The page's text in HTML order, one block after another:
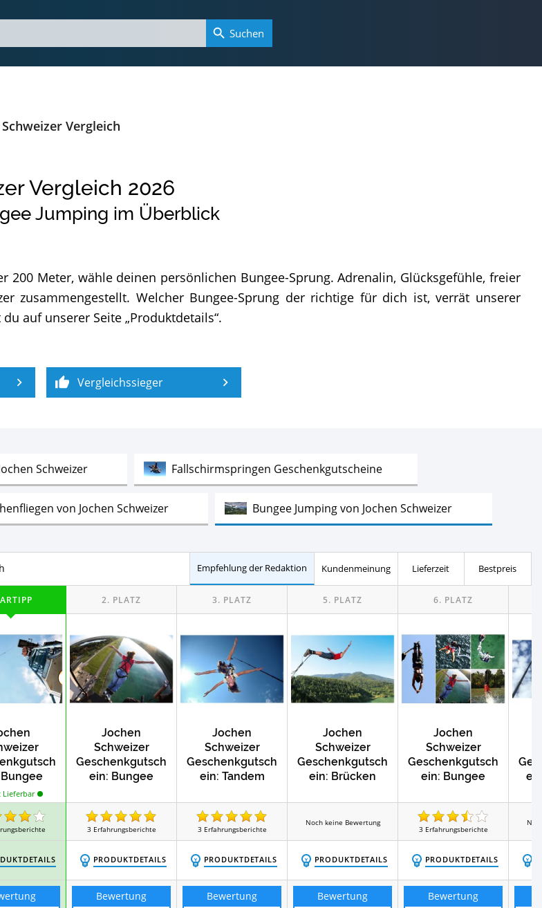
Vergleich
Vergleich 2026
Jumping im Überblick
Meter, wähle deinen persönlichen Bungee-Sprung. Adrenalin, Glücksgefühle, freier
zusammengestellt. Welcher Bungee-Sprung der richtige für dich ist, verrät unserer
auf unserer Seite „Produktdetails“.
Vergleichssieger
SchweizerTest Fallschirmspringen GeschenkgutscheineTest
von Jochen SchweizerTest Bungee Jumping von Jochen SchweizerTest
Jochen SchweizerTest Quad-Fahren von Jochen SchweizerTest
Jumping im Vergleich Empfehlung der Redaktion Kundenmeinung Lieferzeit Bestpreis
Lieferbar
Jochen
Schweizer
Geschenkgutsch
ein: Bungee
München
Jochen
Schweizer
Geschenkgutsch
ein: Tandem
Jochen
Schweizer
Geschenkgutsch
ein: Brücken
Kärnten
Jochen
Schweizer
Geschenkgutsch
ein: Bungee
Wahlgutschein
3 Erfahrungsberichte 3 Erfahrungsberichte
Noch keine Bewertung
3 Erfahrungsberichte
PRODUKTDETAILS PRODUKTDETAILS PRODUKTDETAILS PRODUKTDETAILS
Bewertung Bewertung Bewertung Bewertung
Suchen